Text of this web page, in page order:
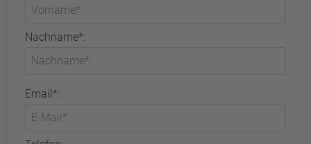
Nachname*:
Email*: